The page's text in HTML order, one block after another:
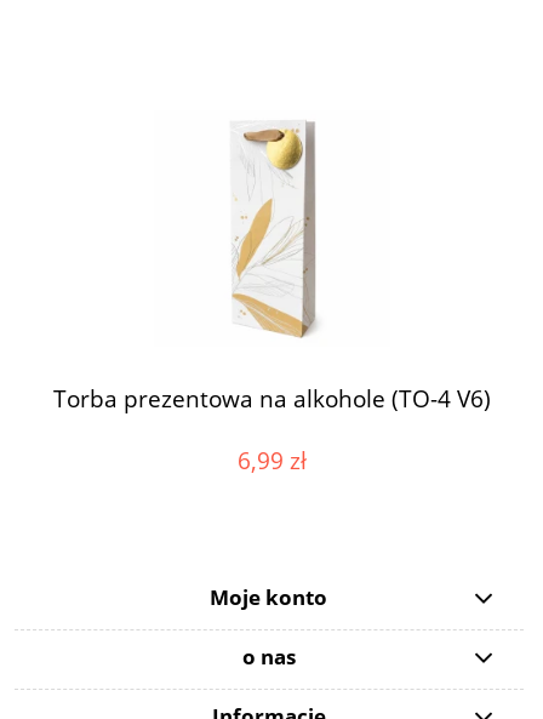
Torba prezentowa na alkohole (TO-4 V6)
6,99 zł
Moje konto
o nas